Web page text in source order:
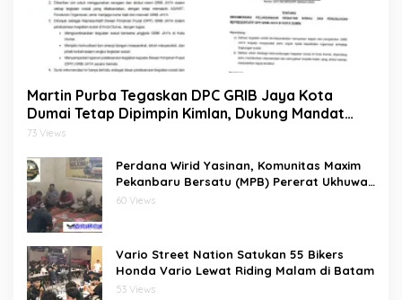
Martin Purba Tegaskan DPC GRIB Jaya Kota
Dumai Tetap Dipimpin Kimlan, Dukung Mandat
DPP kepada Agus Tera Jalankan Kegiatan Sosial
73 Views
Perdana Wirid Yasinan, Komunitas Maxim
Pekanbaru Bersatu (MPB) Pererat Ukhuwah
dan Doa Bersama di Sekretariat
60 Views
Vario Street Nation Satukan 55 Bikers
Honda Vario Lewat Riding Malam di Batam
53 Views